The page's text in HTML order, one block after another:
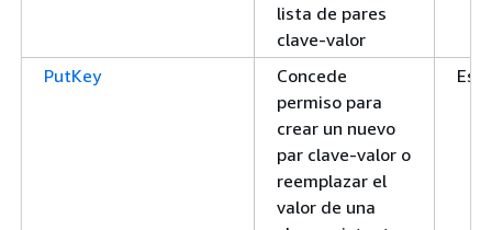
lista de pares
clave-valor
PutKey
Concede
permiso para
crear un nuevo
par clave-valor o
reemplazar el
valor de una